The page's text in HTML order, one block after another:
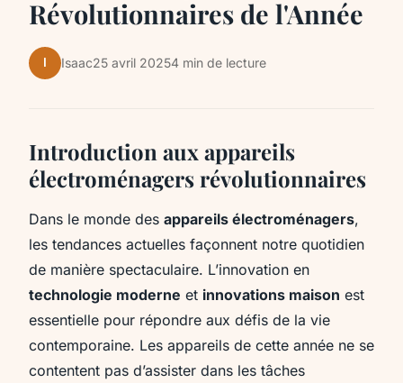
Révolutionnaires de l'Année
I Isaac25 avril 20254 min de lecture
Introduction aux appareils
électroménagers révolutionnaires
Dans le monde des appareils électroménagers,
les tendances actuelles façonnent notre quotidien
de manière spectaculaire. L’innovation en
technologie moderne et innovations maison est
essentielle pour répondre aux défis de la vie
contemporaine. Les appareils de cette année ne se
contentent pas d’assister dans les tâches